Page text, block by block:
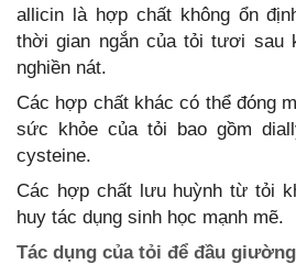
allicin là hợp chất không ổn
thời gian ngắn của tỏi tươi sau
nghiền nát.
Các hợp chất khác có thể đóng
sức khỏe của tỏi bao gồm
cysteine.
Các hợp chất lưu huỳnh từ tỏi
huy tác dụng sinh học mạnh mẽ.
Tác dụng của tỏi để đầu giường